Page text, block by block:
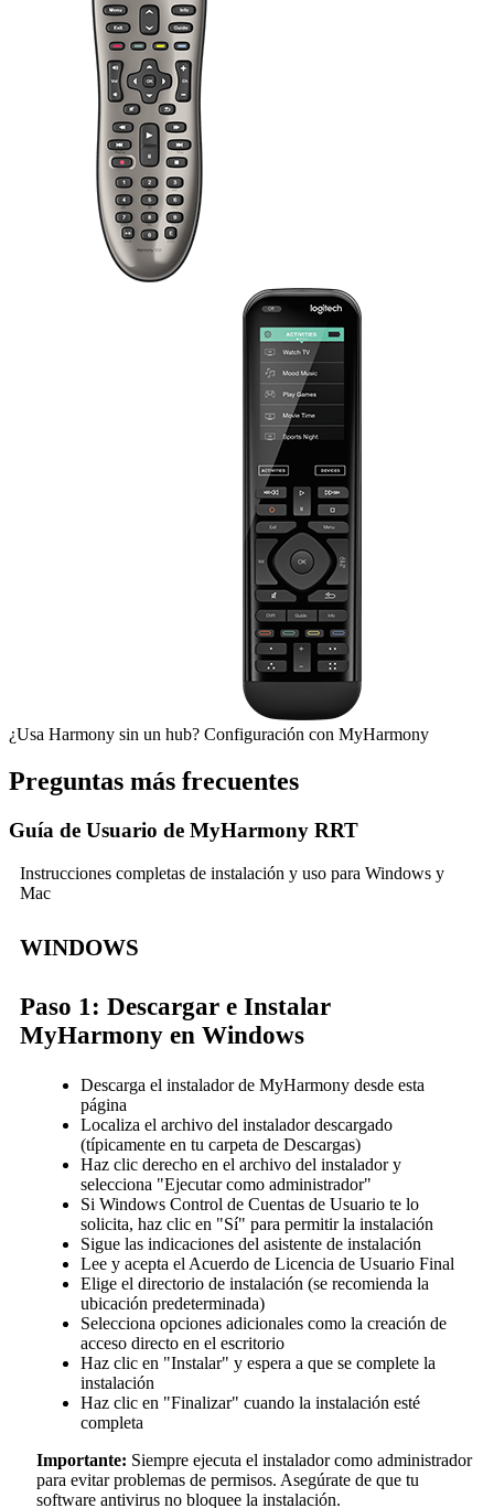
¿Usa Harmony sin un hub? Configuración con MyHarmony
Preguntas más frecuentes
Guía de Usuario de MyHarmony RRT
Instrucciones completas de instalación y uso para Windows y
Mac
WINDOWS
Paso 1: Descargar e Instalar
MyHarmony en Windows
Descarga el instalador de MyHarmony desde esta
página
Localiza el archivo del instalador descargado
(típicamente en tu carpeta de Descargas)
Haz clic derecho en el archivo del instalador y
selecciona "Ejecutar como administrador"
Si Windows Control de Cuentas de Usuario te lo
solicita, haz clic en "Sí" para permitir la instalación
Sigue las indicaciones del asistente de instalación
Lee y acepta el Acuerdo de Licencia de Usuario Final
Elige el directorio de instalación (se recomienda la
ubicación predeterminada)
Selecciona opciones adicionales como la creación de
acceso directo en el escritorio
Haz clic en "Instalar" y espera a que se complete la
instalación
Haz clic en "Finalizar" cuando la instalación esté
completa
Importante: Siempre ejecuta el instalador como administrador
para evitar problemas de permisos. Asegúrate de que tu
software antivirus no bloquee la instalación.